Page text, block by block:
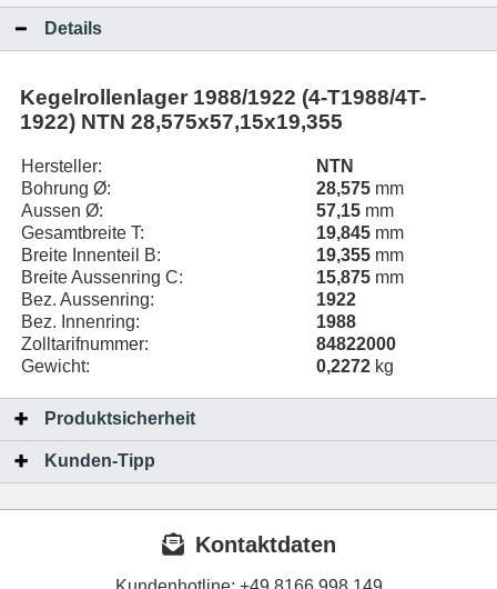
Details
Kegelrollenlager 1988/1922 (4-T1988/4T-
1922) NTN 28,575x57,15x19,355
Hersteller:
NTN
Bohrung Ø:
28,575 mm
Aussen Ø:
57,15 mm
Gesamtbreite T:
19,845 mm
Breite Innenteil B:
19,355 mm
Breite Aussenring C:
15,875 mm
Bez. Aussenring:
1922
Bez. Innenring:
1988
Zolltarifnummer:
84822000
Gewicht:
0,2272 kg
Produktsicherheit
Kunden-Tipp
Kontaktdaten